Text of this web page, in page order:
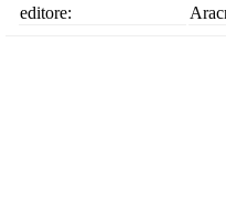
editore: